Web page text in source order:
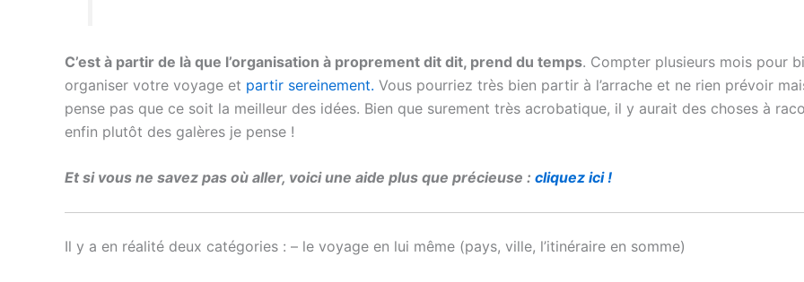
C’est à partir de là que l’organisation à proprement dit dit, prend du temps. Compter plusieurs mois pour
organiser votre voyage et partir sereinement. Vous pourriez très bien partir à l’arrache et ne rien prévoir
pense pas que ce soit la meilleur des idées. Bien que surement très acrobatique, il y aurait des choses à
enfin plutôt des galères je pense !
Et si vous ne savez pas où aller, voici une aide plus que précieuse : cliquez ici !
Il y a en réalité deux catégories : – le voyage en lui même (pays, ville, l’itinéraire en somme)